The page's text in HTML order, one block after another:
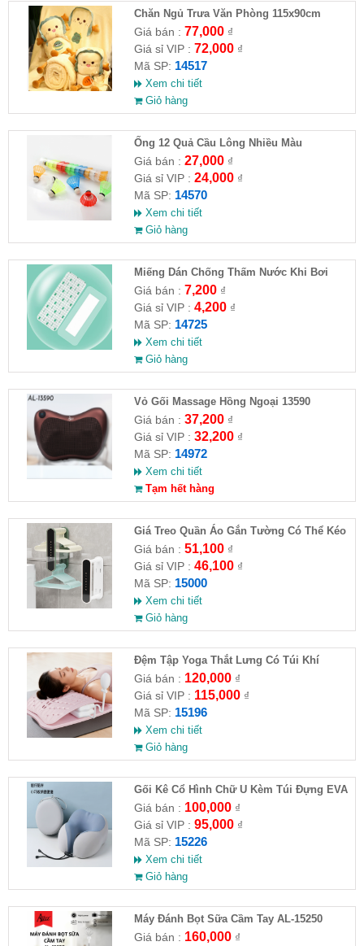
Chăn Ngủ Trưa Văn Phòng 115x90cm
Giá bán : 77,000₫
Giá sỉ VIP : 72,000₫
Mã SP: 14517
Xem chi tiết
Giỏ hàng
Ống 12 Quả Cầu Lông Nhiều Màu
Giá bán : 27,000₫
Giá sỉ VIP : 24,000₫
Mã SP: 14570
Xem chi tiết
Giỏ hàng
Miếng Dán Chống Thấm Nước Khi Bơi
Giá bán : 7,200₫
Giá sỉ VIP : 4,200₫
Mã SP: 14725
Xem chi tiết
Giỏ hàng
Vỏ Gối Massage Hồng Ngoại 13590
Giá bán : 37,200₫
Giá sỉ VIP : 32,200₫
Mã SP: 14972
Xem chi tiết
Tạm hết hàng
Giá Treo Quần Áo Gắn Tường Có Thể Kéo
Dài
Giá bán : 51,100₫
Giá sỉ VIP : 46,100₫
Mã SP: 15000
Xem chi tiết
Giỏ hàng
Đệm Tập Yoga Thắt Lưng Có Túi Khí
Giá bán : 120,000₫
Giá sỉ VIP : 115,000₫
Mã SP: 15196
Xem chi tiết
Giỏ hàng
Gối Kê Cổ Hình Chữ U Kèm Túi Đựng EVA
Giá bán : 100,000₫
Giá sỉ VIP : 95,000₫
Mã SP: 15226
Xem chi tiết
Giỏ hàng
Máy Đánh Bọt Sữa Cầm Tay AL-15250
Giá bán : 160,000₫